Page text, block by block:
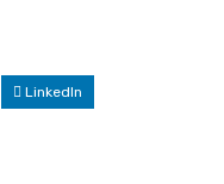
LinkedIn